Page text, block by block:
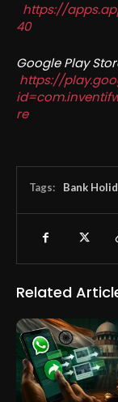
https://
40
Google Play
https://
re
Tags: Bank
Related